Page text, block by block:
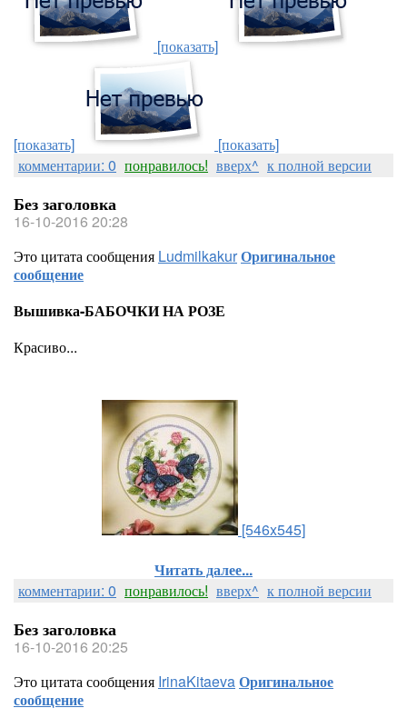
[показать]
[показать]
[показать]
комментарии: 0 понравилось! вверх^ к полной версии
Без заголовка
16-10-2016 20:28
Это цитата сообщения LudmilkakurОригинальное
сообщение
Вышивка-БАБОЧКИ НА РОЗЕ
Красиво...
[546x545]
Читать далее...
комментарии: 0 понравилось! вверх^ к полной версии
Без заголовка
16-10-2016 20:25
Это цитата сообщения IrinaKitaevaОригинальное
сообщение